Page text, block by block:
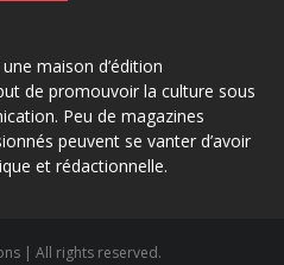
maison d’édition
de promouvoir la culture sous
Peu de magazines
peuvent se vanter d’avoir
et rédactionnelle.
| All rights reserved.